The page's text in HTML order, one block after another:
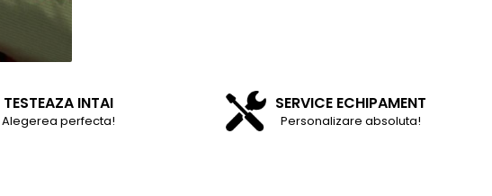
TESTEAZA INTAI
Alegerea perfecta!
SERVICE ECHIPAMENT
Personalizare absoluta!